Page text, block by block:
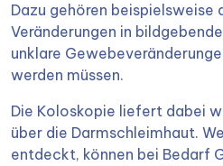
Dazu gehören
Veränderungen in
unklare
werden müssen.
Die Koloskopie liefert dabei
über die Darmschleimhaut.
entdeckt, können bei Bedarf